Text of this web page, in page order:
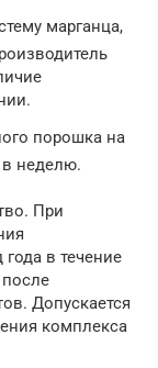
марганца,
порошка на
в неделю.
При
в течение
Допускается
комплекса